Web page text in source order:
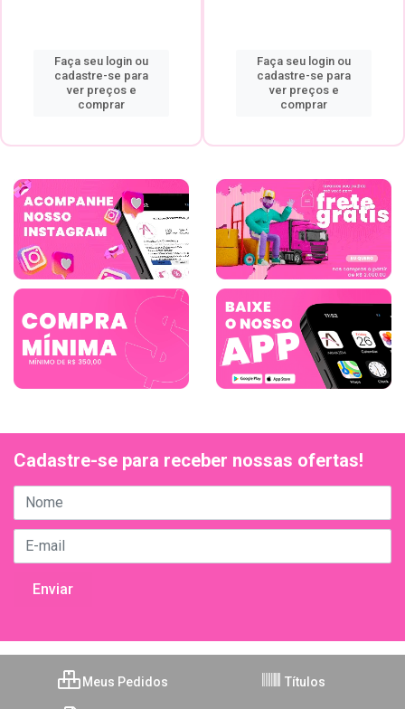
Faça seu login ou
cadastre-se para
ver preços e
comprar
Faça seu login ou
cadastre-se para
ver preços e
comprar
Cadastre-se para receber nossas ofertas!
Meus Pedidos Títulos